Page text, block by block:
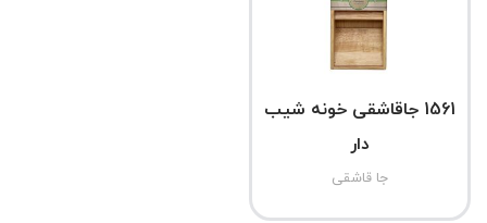
1561 جاقاشقی خونه شیب
دار
جا قاشقی